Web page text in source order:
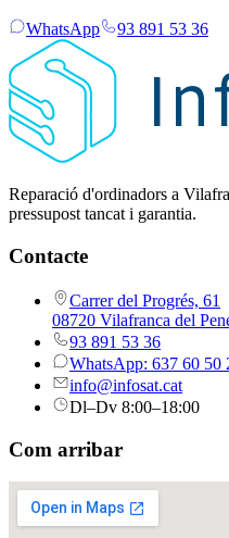
WhatsApp 93 891 53 36
Reparació d'ordinadors a
pressupost tancat i garantia.
Contacte
Carrer del Progrés, 61
08720 Vilafranca del
93 891 53 36
WhatsApp: 637 60 50
info@infosat.cat
Dl–Dv 8:00–18:00
Com arribar